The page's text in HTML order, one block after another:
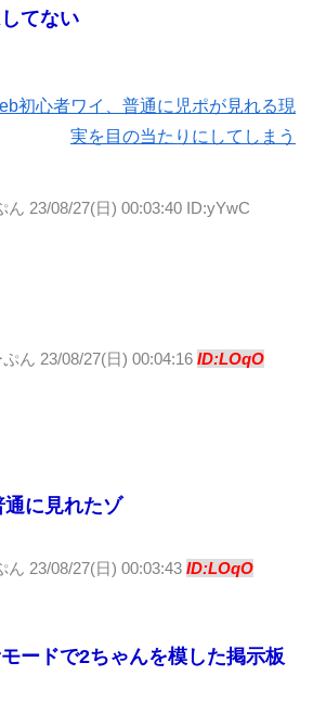
てない
初心者ワイ、普通に児ポが見れる現
実を目の当たりにしてしまう
ん 23/08/27(日) 00:03:40 ID:yYwC
ん 23/08/27(日) 00:04:16 ID:LOqO
に見れたゾ
ん 23/08/27(日) 00:03:43 ID:LOqO
ードで2ちゃんを模した掲示板